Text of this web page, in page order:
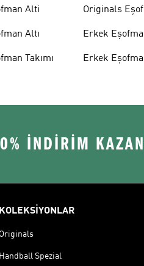
Alti
Altı
Takımı
Originals
Erkek
Erkek
İNDİRİM KAZAN
KOLEKSİYONLAR
Originals
Handball Spezial